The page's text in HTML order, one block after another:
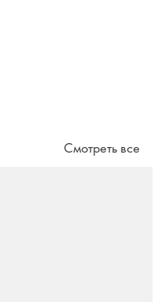
Смотреть все